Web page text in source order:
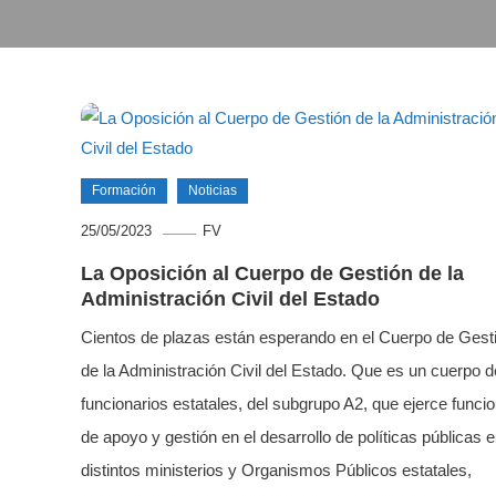
Formación Noticias
25/05/2023 FV
La Oposición al Cuerpo de Gestión de la
Administración Civil del Estado
Cientos de plazas están esperando en el Cuerpo de
de la Administración Civil del Estado. Que es un cuerpo
funcionarios estatales, del subgrupo A2, que ejerce
de apoyo y gestión en el desarrollo de políticas públicas
distintos ministerios y Organismos Públicos estatales,